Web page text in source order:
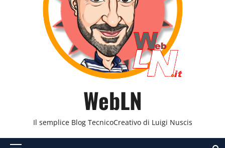
WebLN
Il semplice Blog TecnicoCreativo di Luigi Nuscis